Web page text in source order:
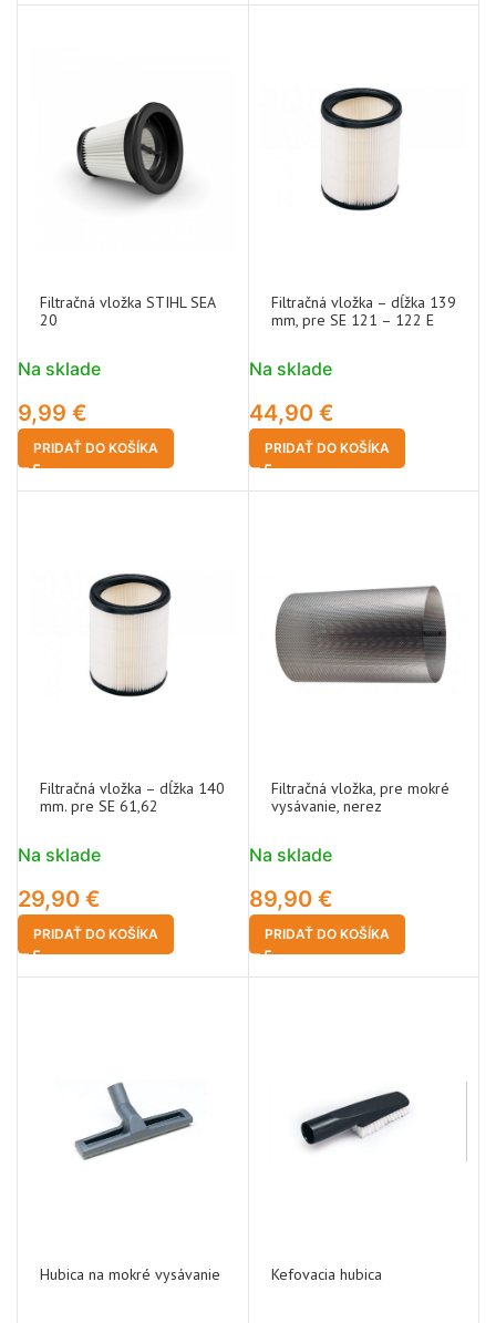
Filtračná vložka STIHL SEA
20
Na sklade
9,99 €
PRIDAŤ DO KOŠÍKA
Filtračná vložka – dĺžka 139
mm, pre SE 121 – 122 E
Na sklade
44,90 €
PRIDAŤ DO KOŠÍKA
Filtračná vložka – dĺžka 140
mm. pre SE 61,62
Na sklade
29,90 €
PRIDAŤ DO KOŠÍKA
Filtračná vložka, pre mokré
vysávanie, nerez
Na sklade
89,90 €
PRIDAŤ DO KOŠÍKA
Hubica na mokré vysávanie Kefovacia hubica